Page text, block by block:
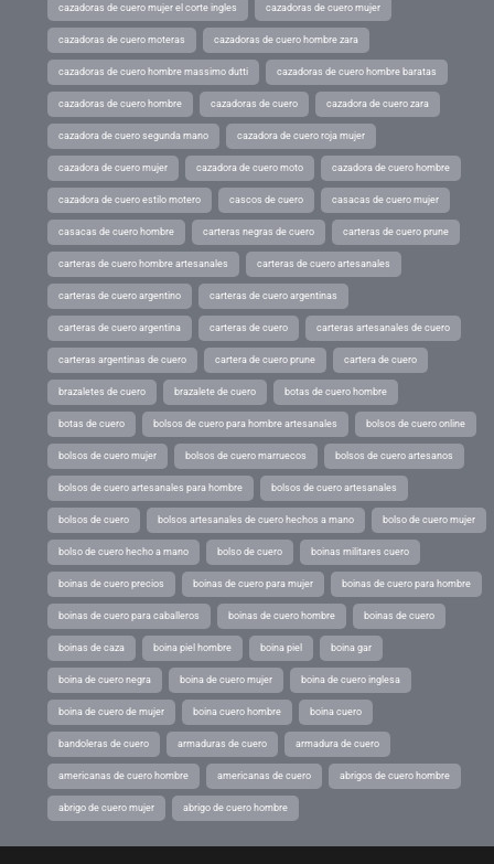
cazadoras de cuero mujer el corte ingles cazadoras de cuero mujer
cazadoras de cuero moteras cazadoras de cuero hombre zara
cazadoras de cuero hombre massimo dutti cazadoras de cuero hombre baratas
cazadoras de cuero hombre cazadoras de cuero cazadora de cuero zara
cazadora de cuero segunda mano cazadora de cuero roja mujer
cazadora de cuero mujer cazadora de cuero moto cazadora de cuero hombre
cazadora de cuero estilo motero cascos de cuero casacas de cuero mujer
casacas de cuero hombre carteras negras de cuero carteras de cuero prune
carteras de cuero hombre artesanales carteras de cuero artesanales
carteras de cuero argentino carteras de cuero argentinas
carteras de cuero argentina carteras de cuero carteras artesanales de cuero
carteras argentinas de cuero cartera de cuero prune cartera de cuero
brazaletes de cuero brazalete de cuero botas de cuero hombre
botas de cuero bolsos de cuero para hombre artesanales bolsos de cuero online
bolsos de cuero mujer bolsos de cuero marruecos bolsos de cuero artesanos
bolsos de cuero artesanales para hombre bolsos de cuero artesanales
bolsos de cuero bolsos artesanales de cuero hechos a mano bolso de cuero mujer
bolso de cuero hecho a mano bolso de cuero boinas militares cuero
boinas de cuero precios boinas de cuero para mujer boinas de cuero para hombre
boinas de cuero para caballeros boinas de cuero hombre boinas de cuero
boinas de caza boina piel hombre boina piel boina gar
boina de cuero negra boina de cuero mujer boina de cuero inglesa
boina de cuero de mujer boina cuero hombre boina cuero
bandoleras de cuero armaduras de cuero armadura de cuero
americanas de cuero hombre americanas de cuero abrigos de cuero hombre
abrigo de cuero mujer abrigo de cuero hombre